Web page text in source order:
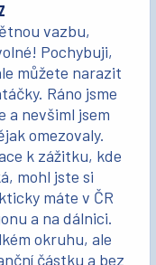
vazbu,
Pochybuji,
můžete narazit
Ráno jsme
a nevšiml jsem
omezovaly.
k zážitku, kde
mohl jste si
máte v ČR
a na dálnici.
okruhu, ale
částku a bez